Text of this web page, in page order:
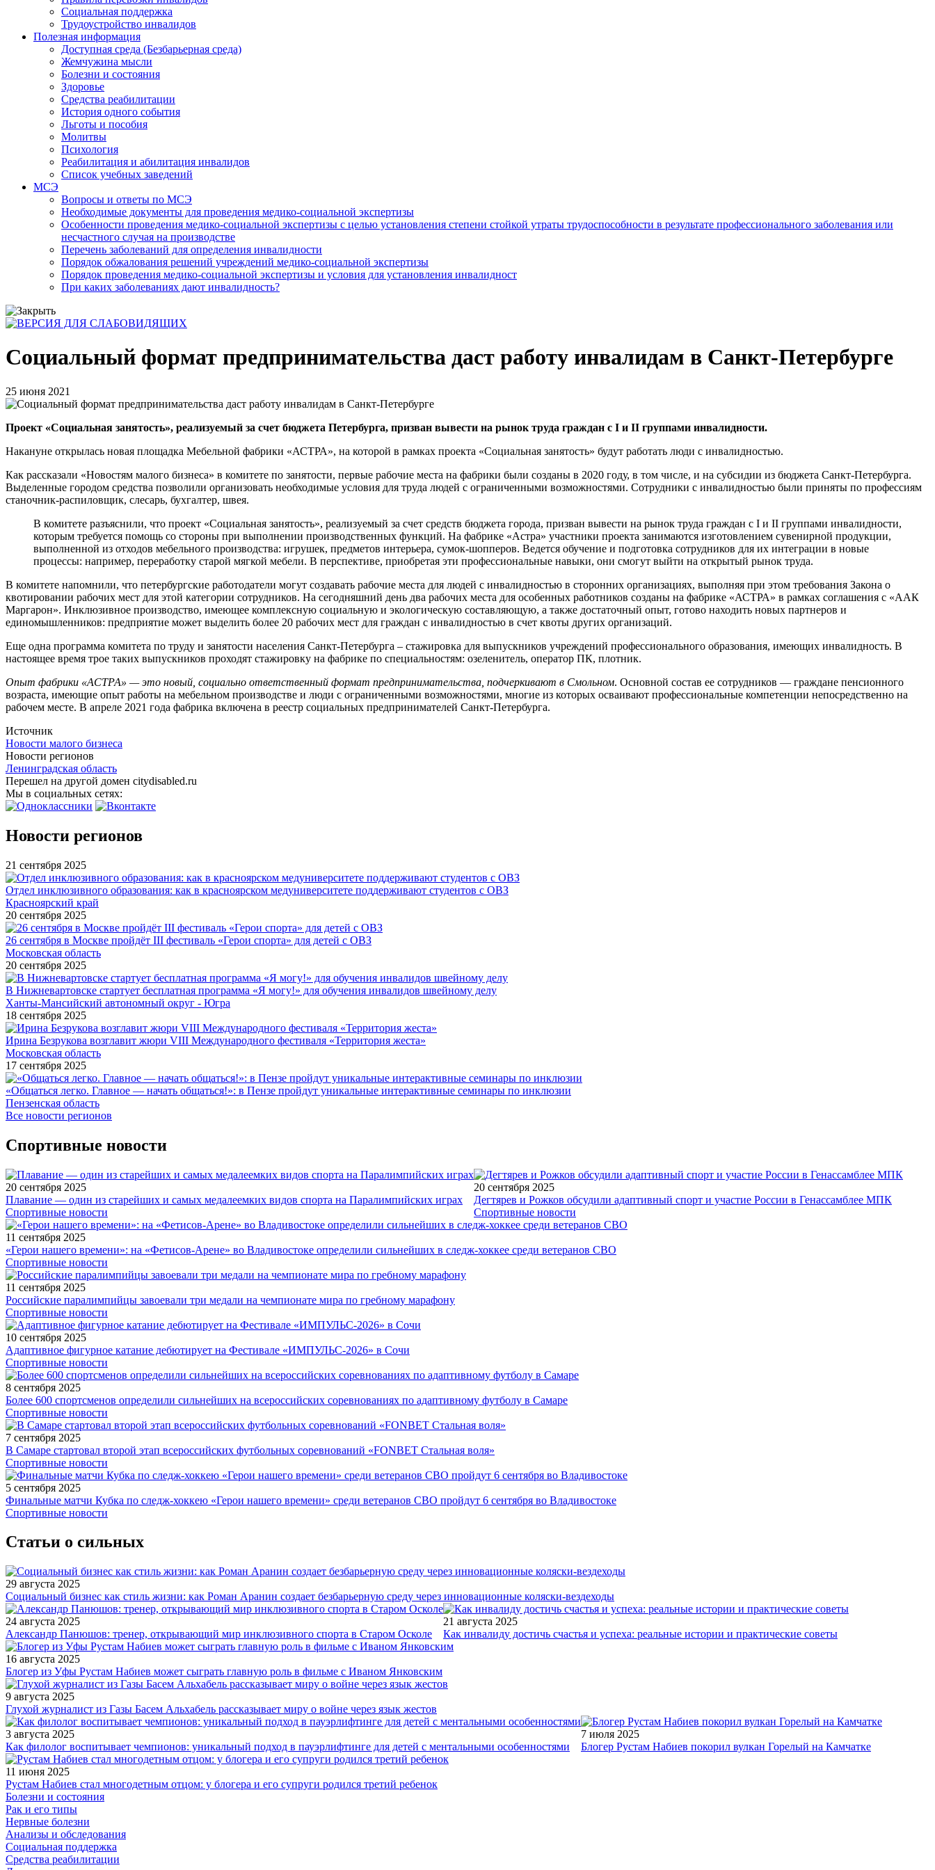
Социальная поддержка
Трудоустройство инвалидов
Полезная информация
Доступная среда (Безбарьерная среда)
Жемчужина мысли
Болезни и состояния
Здоровье
Средства реабилитации
История одного события
Льготы и пособия
Молитвы
Психология
Реабилитация и абилитация инвалидов
Список учебных заведений
МСЭ
Вопросы и ответы по МСЭ
Необходимые документы для проведения медико-социальной экспертизы
Особенности проведения медико-социальной экспертизы с целью установления степени стойкой утраты трудоспособности в результате профессионального заболевания или
несчастного случая на производстве
Перечень заболеваний для определения инвалидности
Порядок обжалования решений учреждений медико-социальной экспертизы
Порядок проведения медико-социальной экспертизы и условия для установления инвалидност
При каких заболеваниях дают инвалидность?
Социальный формат предпринимательства даст работу инвалидам в Санкт-Петербурге
25 июня 2021
Проект «Социальная занятость», реализуемый за счет бюджета Петербурга, призван вывести на рынок труда граждан с I и II группами инвалидности.
Накануне открылась новая площадка Мебельной фабрики «АСТРА», на которой в рамках проекта «Социальная занятость» будут работать люди с инвалидностью.
Как рассказали «Новостям малого бизнеса» в комитете по занятости, первые рабочие места на фабрики были созданы в 2020 году, в том числе, и на субсидии из бюджета Санкт-Петербурга.
Выделенные городом средства позволили организовать необходимые условия для труда людей с ограниченными возможностями. Сотрудники с инвалидностью были приняты по профессиям
станочник-распиловщик, слесарь, бухгалтер, швея.
В комитете разъяснили, что проект «Социальная занятость», реализуемый за счет средств бюджета города, призван вывести на рынок труда граждан с I и II группами инвалидности,
которым требуется помощь со стороны при выполнении производственных функций. На фабрике «Астра» участники проекта занимаются изготовлением сувенирной продукции,
выполненной из отходов мебельного производства: игрушек, предметов интерьера, сумок-шопперов. Ведется обучение и подготовка сотрудников для их интеграции в новые
процессы: например, переработку старой мягкой мебели. В перспективе, приобретая эти профессиональные навыки, они смогут выйти на открытый рынок труда.
В комитете напомнили, что петербургские работодатели могут создавать рабочие места для людей с инвалидностью в сторонних организациях, выполняя при этом требования Закона о
квотировании рабочих мест для этой категории сотрудников. На сегодняшний день два рабочих места для особенных работников созданы на фабрике «АСТРА» в рамках соглашения с «ААК
Маргарон». Инклюзивное производство, имеющее комплексную социальную и экологическую составляющую, а также достаточный опыт, готово находить новых партнеров и
единомышленников: предприятие может выделить более 20 рабочих мест для граждан с инвалидностью в счет квоты других организаций.
Еще одна программа комитета по труду и занятости населения Санкт-Петербурга – стажировка для выпускников учреждений профессионального образования, имеющих инвалидность. В
настоящее время трое таких выпускников проходят стажировку на фабрике по специальностям: озеленитель, оператор ПК, плотник.
Опыт фабрики «АСТРА» — это новый, социально ответственный формат предпринимательства, подчеркивают в Смольном. Основной состав ее сотрудников — граждане пенсионного
возраста, имеющие опыт работы на мебельном производстве и люди с ограниченными возможностями, многие из которых осваивают профессиональные компетенции непосредственно на
рабочем месте. В апреле 2021 года фабрика включена в реестр социальных предпринимателей Санкт-Петербурга.
Источник
Новости малого бизнеса
Новости регионов
Ленинградская область
Перешел на другой домен citydisabled.ru
Мы в социальных сетях:
Новости регионов
21 сентября 2025
Отдел инклюзивного образования: как в красноярском медуниверситете поддерживают студентов с ОВЗ
Красноярский край
20 сентября 2025
26 сентября в Москве пройдёт III фестиваль «Герои спорта» для детей с ОВЗ
Московская область
20 сентября 2025
В Нижневартовске стартует бесплатная программа «Я могу!» для обучения инвалидов швейному делу
Ханты-Мансийский автономный округ - Югра
18 сентября 2025
Ирина Безрукова возглавит жюри VIII Международного фестиваля «Территория жеста»
Московская область
17 сентября 2025
«Общаться легко. Главное — начать общаться!»: в Пензе пройдут уникальные интерактивные семинары по инклюзии
Пензенская область
Все новости регионов
Спортивные новости
20 сентября 2025
Плавание — один из старейших и самых медалеемких видов спорта на Паралимпийских играх
Спортивные новости
20 сентября 2025
Дегтярев и Рожков обсудили адаптивный спорт и участие России в Генассамблее МПК
Спортивные новости
11 сентября 2025
«Герои нашего времени»: на «Фетисов-Арене» во Владивостоке определили сильнейших в следж-хоккее среди ветеранов СВО
Спортивные новости
11 сентября 2025
Российские паралимпийцы завоевали три медали на чемпионате мира по гребному марафону
Спортивные новости
10 сентября 2025
Адаптивное фигурное катание дебютирует на Фестивале «ИМПУЛЬС-2026» в Сочи
Спортивные новости
8 сентября 2025
Более 600 спортсменов определили сильнейших на всероссийских соревнованиях по адаптивному футболу в Самаре
Спортивные новости
7 сентября 2025
В Самаре стартовал второй этап всероссийских футбольных соревнований «FONBET Стальная воля»
Спортивные новости
5 сентября 2025
Финальные матчи Кубка по следж-хоккею «Герои нашего времени» среди ветеранов СВО пройдут 6 сентября во Владивостоке
Спортивные новости
Статьи о сильных
29 августа 2025
Социальный бизнес как стиль жизни: как Роман Аранин создает безбарьерную среду через инновационные коляски-вездеходы
24 августа 2025
Александр Панюшов: тренер, открывающий мир инклюзивного спорта в Старом Осколе
21 августа 2025
Как инвалиду достичь счастья и успеха: реальные истории и практические советы
16 августа 2025
Блогер из Уфы Рустам Набиев может сыграть главную роль в фильме с Иваном Янковским
9 августа 2025
Глухой журналист из Газы Басем Альхабель рассказывает миру о войне через язык жестов
3 августа 2025
Как филолог воспитывает чемпионов: уникальный подход в пауэрлифтинге для детей с ментальными особенностями
7 июля 2025
Блогер Рустам Набиев покорил вулкан Горелый на Камчатке
11 июня 2025
Рустам Набиев стал многодетным отцом: у блогера и его супруги родился третий ребенок
Болезни и состояния
Рак и его типы
Нервные болезни
Анализы и обследования
Социальная поддержка
Средства реабилитации